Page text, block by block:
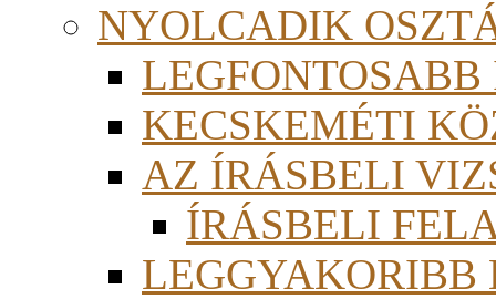
NYOLCADIK
KECSKEMÉTI
AZ ÍRÁSBELI
ÍRÁSBELI
LEGGYAKORIBB